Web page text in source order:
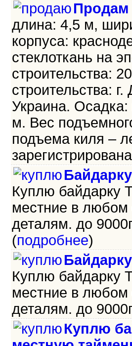
Продам
длина: 4,5 м,
корпуса:
стеклоткань на
строительства:
строительства:
Украина.
м. Вес
подъема киля –
Куплю байдарку
местние в любом
деталям. до
(подробнее)
Куплю байдарку
местние в любом
деталям. до
Куплю